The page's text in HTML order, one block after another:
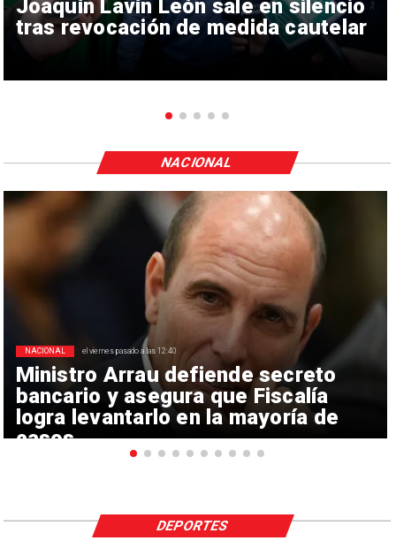
Joaquín Lavín León sale en silencio
tras revocación de medida cautelar
Ministro Arrau defiende secreto
bancario y asegura que Fiscalía
logra levantarlo en la mayoría de
casos
NACIONAL el viernes pasado a las 12:40
NACIONAL
DEPORTES